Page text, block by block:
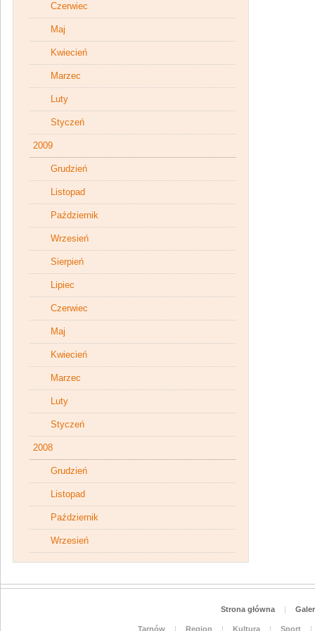
Czerwiec
Maj
Kwiecień
Marzec
Luty
Styczeń
2009
Grudzień
Listopad
Październik
Wrzesień
Sierpień
Lipiec
Czerwiec
Maj
Kwiecień
Marzec
Luty
Styczeń
2008
Grudzień
Listopad
Październik
Wrzesień
Strona główna |
Tarnów | Region | Kultura | Sport
|